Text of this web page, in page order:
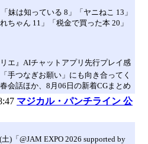
妹は知っている 8」「ヤニねこ 13」
ちゃん 11」「税金で買った本 20」
エ』AIチャットアプリ先行プレイ感
手つなぎお願い」にも向き合ってく
会話ほか、8月06日の新着CGまとめ
マジカル・パンチライン 公
土)「@JAM EXPO 2026 supported by